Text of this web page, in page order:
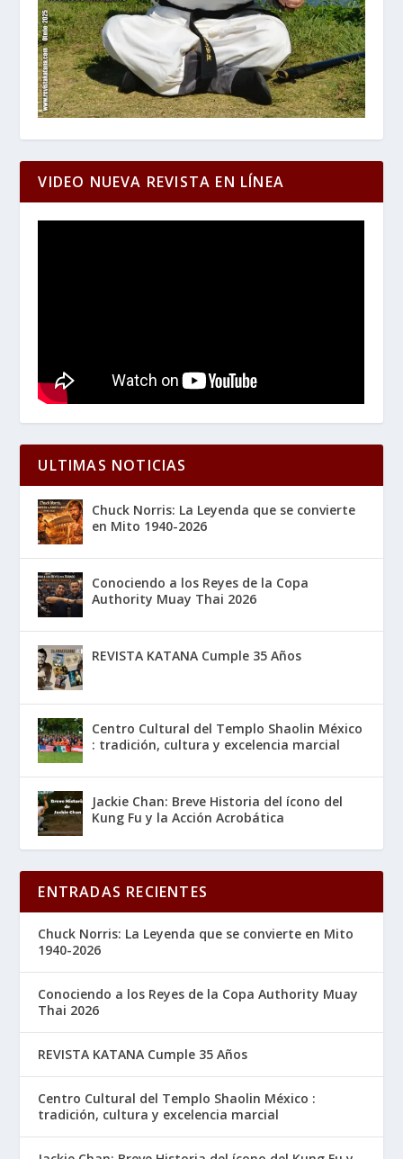
VIDEO NUEVA REVISTA EN LÍNEA
ULTIMAS NOTICIAS
Chuck Norris: La Leyenda que se convierte
en Mito 1940-2026
Conociendo a los Reyes de la Copa
Authority Muay Thai 2026
REVISTA KATANA Cumple 35 Años
Centro Cultural del Templo Shaolin México
: tradición, cultura y excelencia marcial
Jackie Chan: Breve Historia del ícono del
Kung Fu y la Acción Acrobática
ENTRADAS RECIENTES
Chuck Norris: La Leyenda que se convierte en Mito
1940-2026
Conociendo a los Reyes de la Copa Authority Muay
Thai 2026
REVISTA KATANA Cumple 35 Años
Centro Cultural del Templo Shaolin México :
tradición, cultura y excelencia marcial